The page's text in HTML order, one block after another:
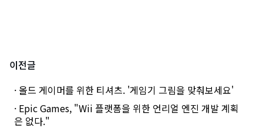
이전글
· 올드 게이머를 위한 티셔츠. '게임기 그림을 맞춰보세요'
· Epic Games, "Wii 플랫폼을 위한 언리얼 엔진 개발 계획
은 없다."